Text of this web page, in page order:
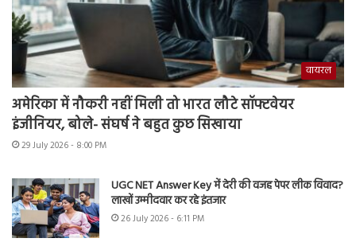
वायरल
अमेरिका में नौकरी नहीं मिली तो भारत लौटे सॉफ्टवेयर
इंजीनियर, बोले- संघर्ष ने बहुत कुछ सिखाया
29 July 2026 - 8:00 PM
UGC NET Answer Key में देरी की वजह पेपर लीक विवाद?
लाखों उम्मीदवार कर रहे इंतजार
26 July 2026 - 6:11 PM